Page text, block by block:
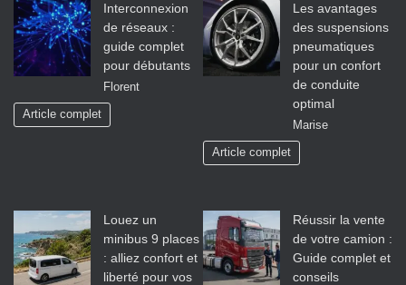
Interconnexion
de réseaux :
guide complet
pour débutants
Florent
Article complet
Les avantages
des suspensions
pneumatiques
pour un confort
de conduite
optimal
Marise
Article complet
Louez un
minibus 9 places
: alliez confort et
liberté pour vos
Réussir la vente
de votre camion :
Guide complet et
conseils